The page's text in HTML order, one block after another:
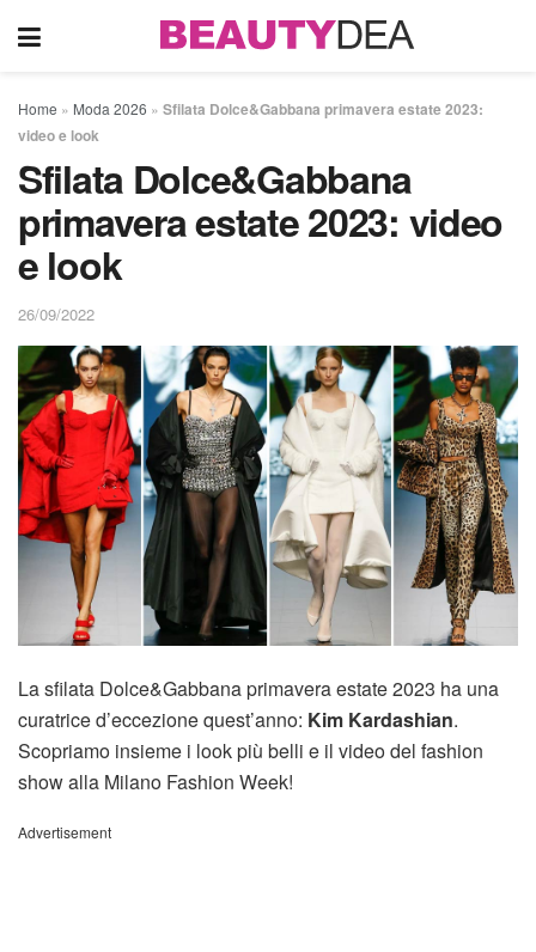
Home » Moda 2026 » Sfilata Dolce&Gabbana primavera estate 2023:
video e look
Sfilata Dolce&Gabbana
primavera estate 2023: video
e look
26/09/2022
La sfilata Dolce&Gabbana primavera estate 2023 ha una
curatrice d’eccezione quest’anno: Kim Kardashian.
Scopriamo insieme i look più belli e il video del fashion
show alla Milano Fashion Week!
Advertisement